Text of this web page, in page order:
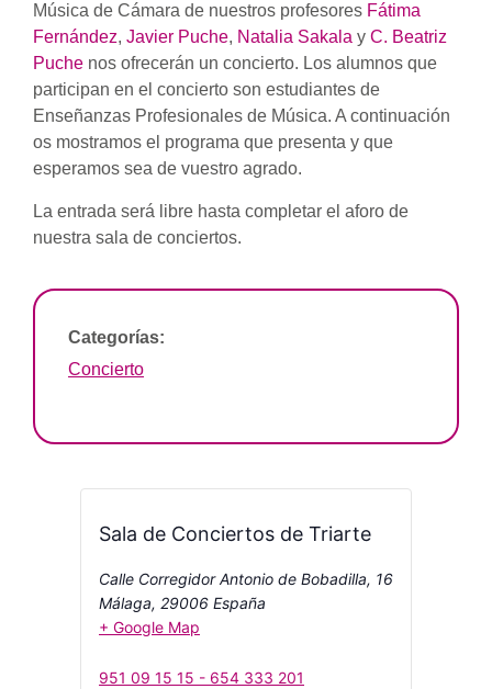
Música de Cámara de nuestros profesores Fátima
Fernández, Javier Puche, Natalia Sakala y C. Beatriz
Puche nos ofrecerán un concierto. Los alumnos que
participan en el concierto son estudiantes de
Enseñanzas Profesionales de Música. A continuación
os mostramos el programa que presenta y que
esperamos sea de vuestro agrado.
La entrada será libre hasta completar el aforo de
nuestra sala de conciertos.
Categorías:
Concierto
Sala de Conciertos de Triarte
Calle Corregidor Antonio de Bobadilla, 16
Málaga, 29006 España
+ Google Map
951 09 15 15 - 654 333 201